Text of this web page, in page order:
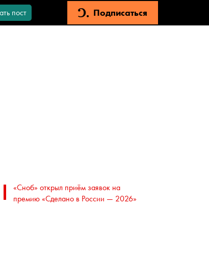
пост Подписаться
«Сноб» открыл приём заявок на
премию «Сделано в России — 2026»